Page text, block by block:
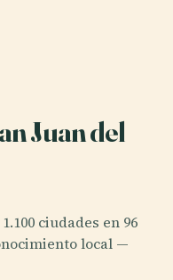
Juan del
ciudades en 96
local —